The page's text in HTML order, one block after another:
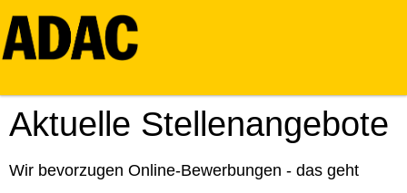
Aktuelle Stellenangebote
Wir bevorzugen Online-Bewerbungen - das geht